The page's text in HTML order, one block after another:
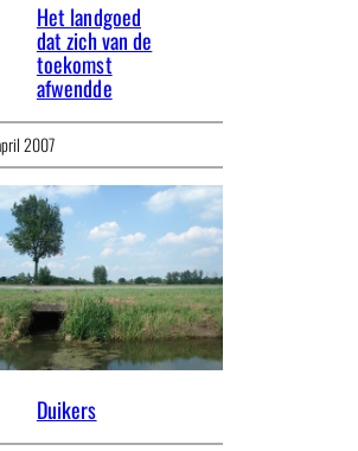
Het landgoed
dat zich van de
toekomst
afwendde
2007
Duikers